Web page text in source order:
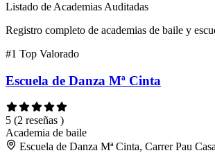
Listado de Academias Auditadas
Registro completo de academias de baile y
#1 Top Valorado
Escuela de Danza Mª Cinta
5 (2 reseñas )
Academia de baile
Escuela de Danza Mª Cinta, Carrer Pau